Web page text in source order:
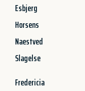
Esbjerg
Horsens
Naestved
Slagelse
Fredericia